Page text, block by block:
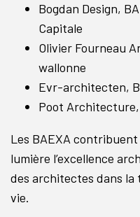
Bogdan Design,
Capitale
Olivier Fourneau
wallonne
Evr-architecten,
Poot
Les BAEXA
lumière l’excellence
des architectes dans
vie.